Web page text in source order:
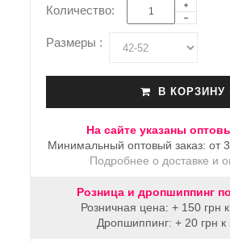
Количество:
Размеры :
В КОРЗИНУ
На сайте указаны
Минимальный оптовый заказ: от
Подробнее о доставке и
Розница и дропшиппинг
Розничная цена: + 150 грн
Дропшиппинг: + 20 грн к